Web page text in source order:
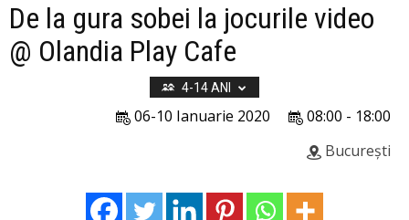
De la gura sobei la jocurile video
@ Olandia Play Cafe
4-14 ANI
08:00 - 18:00
06-10 Ianuarie 2020
București